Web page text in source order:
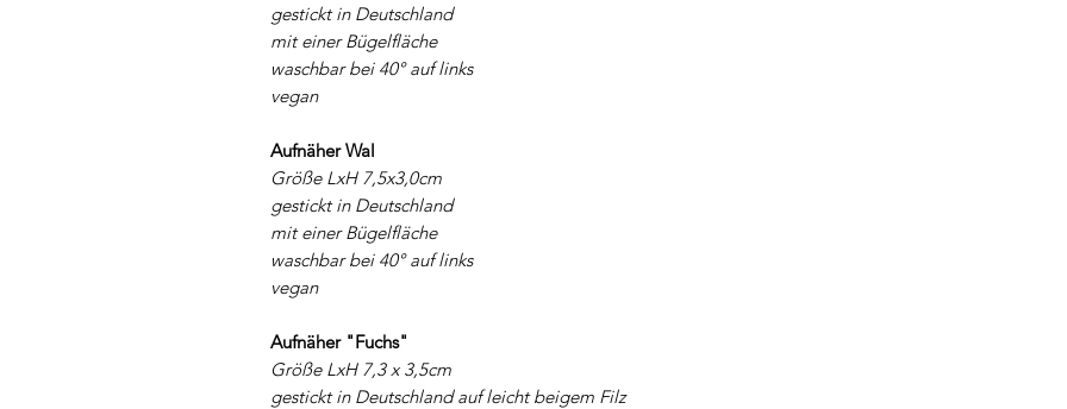
gestickt in Deutschland
mit einer Bügelfläche
waschbar bei 40° auf links
vegan
Aufnäher Wal
Größe LxH 7,5x3,0cm
gestickt in Deutschland
mit einer Bügelfläche
waschbar bei 40° auf links
vegan
Aufnäher "Fuchs"
Größe LxH 7,3 x 3,5cm
gestickt in Deutschland auf leicht beigem Filz